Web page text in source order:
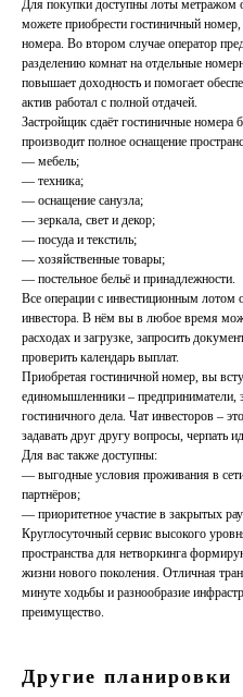
Для покупки доступны лоты метражом
можете приобрести гостиничный
номера. Во втором случае оператор
разделению комнат на отдельные
повышает доходность и помогает
актив работал с полной отдачей.
Застройщик сдаёт гостиничные номера
производит полное оснащение
— мебель;
— техника;
— оснащение санузла;
— зеркала, свет и декор;
— посуда и текстиль;
— хозяйственные товары;
— постельное бельё и принадлежности.
Все операции с инвестиционным лотом
инвестора. В нём вы в любое время
расходах и загрузке, запросить
проверить календарь выплат.
Приобретая гостиничной номер, вы
единомышленники – предприниматели,
гостиничного дела. Чат инвесторов –
задавать друг другу вопросы, черпать
Для вас также доступны:
— выгодные условия проживания в
партнёров;
— приоритетное участие в закрытых
Круглосуточный сервис высокого
пространства для нетворкинга
жизни нового поколения. Отличная
минуте ходьбы и разнообразие
преимущество.
Другие планировки